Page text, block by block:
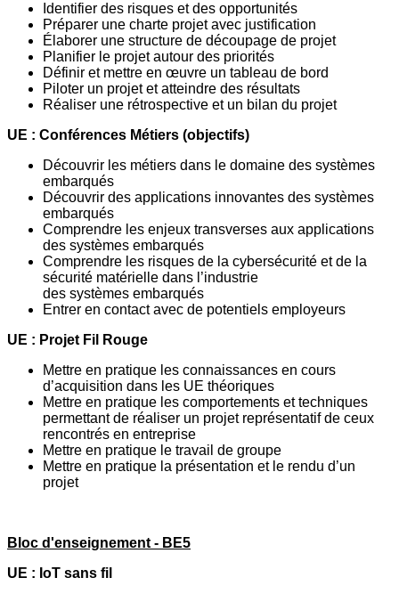
Identifier des risques et des opportunités
Préparer une charte projet avec justification
Élaborer une structure de découpage de projet
Planifier le projet autour des priorités
Définir et mettre en œuvre un tableau de bord
Piloter un projet et atteindre des résultats
Réaliser une rétrospective et un bilan du projet
UE : Conférences Métiers (objectifs)
Découvrir les métiers dans le domaine des systèmes
embarqués
Découvrir des applications innovantes des systèmes
embarqués
Comprendre les enjeux transverses aux applications
des systèmes embarqués
Comprendre les risques de la cybersécurité et de la
sécurité matérielle dans l’industrie
des systèmes embarqués
Entrer en contact avec de potentiels employeurs
UE : Projet Fil Rouge
Mettre en pratique les connaissances en cours
d’acquisition dans les UE théoriques
Mettre en pratique les comportements et techniques
permettant de réaliser un projet représentatif de ceux
rencontrés en entreprise
Mettre en pratique le travail de groupe
Mettre en pratique la présentation et le rendu d’un
projet
Bloc d'enseignement - BE5
UE : IoT sans fil